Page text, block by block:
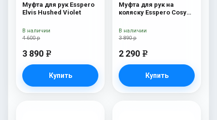
Муфта для рук Esspero
Elvis Hushed Violet
4 600 р
3 890 e
Купить
В наличии
Муфта для рук на
коляску Esspero Cosy
3 890 р
2 290 e
Купить
В наличии